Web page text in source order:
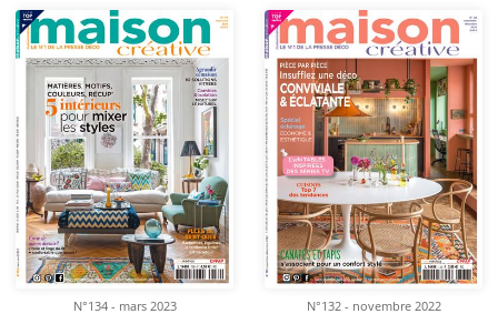
N°134 - mars 2023 N°132 - novembre 2022